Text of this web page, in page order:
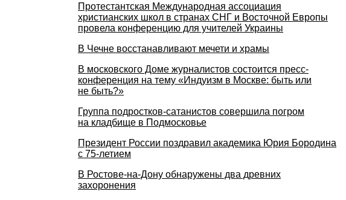
Протестантская Международная ассоциация
христианских школ в странах СНГ и Восточной Европы
провела конференцию для учителей Украины
В Чечне восстанавливают мечети и храмы
В московского Доме журналистов состоится пресс-
конференция на тему «Индуизм в Москве: быть или
не быть?»
Группа подростков-сатанистов совершила погром
на кладбище в Подмосковье
Президент России поздравил академика Юрия Бородина
с 75-летием
В Ростове-на-Дону обнаружены два древних
захоронения